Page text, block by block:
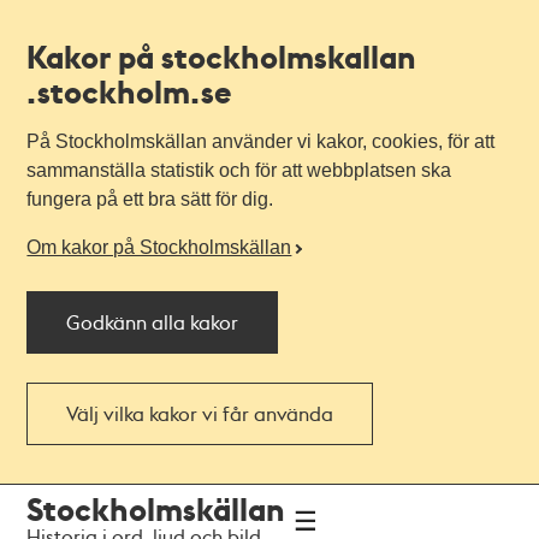
Kakor på stockholmskallan
.stockholm.se
På Stockholmskällan använder vi kakor, cookies, för att
sammanställa statistik och för att webbplatsen ska
fungera på ett bra sätt för dig.
Om kakor på Stockholmskällan
Godkänn alla kakor
Välj vilka kakor vi får använda
navigationen
huvudinnehållet
Stockholmskällan